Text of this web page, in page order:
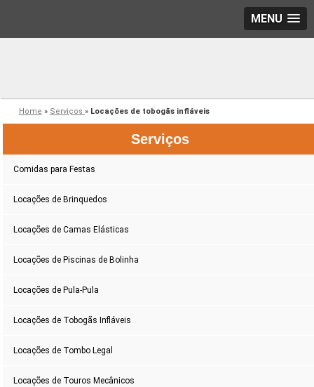
MENU
Home » Serviços » Locações de tobogãs infláveis
Serviços
Comidas para Festas
Locações de Brinquedos
Locações de Camas Elásticas
Locações de Piscinas de Bolinha
Locações de Pula-Pula
Locações de Tobogãs Infláveis
Locações de Tombo Legal
Locações de Touros Mecânicos